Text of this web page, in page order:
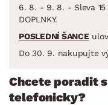
6. 8. - 9. 8. - Sleva 15
DOPLNKY.
POSLEDNÍ ŠANCE
Do 30. 9. nakupujte
Chcete poradit
telefonicky?